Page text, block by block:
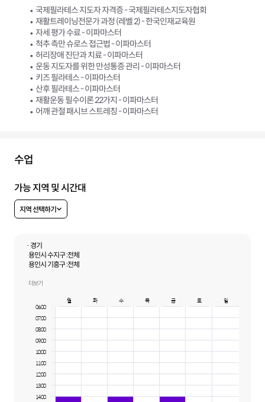
국제필라테스 지도자 자격증 - 국제필라테스지도자협회
재활트레이닝전문가 과정 (레벨 2) - 한국인재교육원
자세 평가 수료 - 이파마스터
척추 측만 슈로스 접근법 - 이파마스터
허리장애 진단과 치료 - 이파마스터
운동 지도자를 위한 만성통증 관리 - 이파마스터
키즈 필라테스 - 이파마스터
산후 필라테스 - 이파마스터
재활운동 필수이론 22가지 - 이파마스터
어깨 관절 패시브 스트레칭 - 이파마스터
수업
가능 지역 및 시간대
지역 선택하기
· 경기
용인시 수지구 :전체
용인시 기흥구 :전체
수원시 팔달구 :
반월동, 반정동, 능동, 석우동, 반송동
용인시 처인구 :
더보기
월 화 수 목 금 토
일
06:00
07:00
08:00
09:00
10:00
11:00
12:00
13:00
14:00